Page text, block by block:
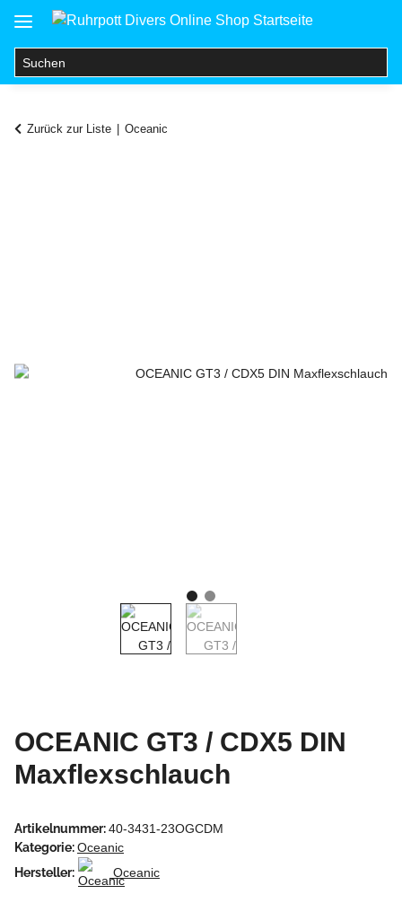
Zurück zur Liste Oceanic
OCEANIC GT3 / CDX5 DIN
Maxflexschlauch
Artikelnummer:40-3431-23OGCDM
Kategorie:Oceanic
Hersteller:
Oceanic